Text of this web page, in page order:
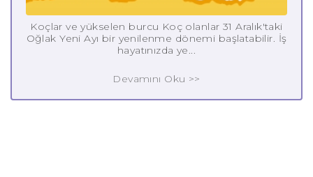
Koçlar ve yükselen burcu Koç olanlar 31 Aralık'taki
Oğlak Yeni Ayı bir yenilenme dönemi başlatabilir. İş
hayatınızda ye...
Devamını Oku >>